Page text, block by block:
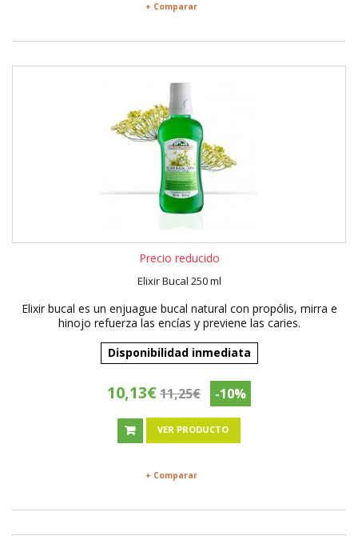
+ Comparar
Precio reducido
Elixir Bucal 250 ml
Elixir bucal es un enjuague bucal natural con propólis, mirra e
hinojo refuerza las encías y previene las caries.
Disponibilidad inmediata
10,13€11,25€ -10%
VER PRODUCTO
+ Comparar